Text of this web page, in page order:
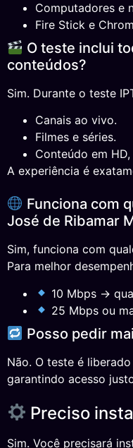
Computadores e
Fire Stick e
O teste inclui
conteúdos?
Sim. Durante o teste
Canais ao vivo.
Filmes e séries.
Conteúdo em HD,
A experiência é
Funciona com
José de Ribamar
Sim, funciona com
Para melhor
10 Mbps →
25 Mbps ou
Posso pedir
Não. O teste é
garantindo acesso
Preciso
Sim. Você precisará